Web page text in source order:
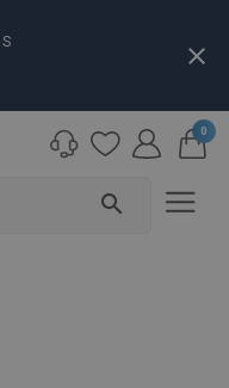
S close
search
0